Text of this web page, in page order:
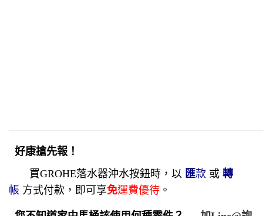
好康搶先報！
買GROHE落水器沖水按鈕時，以 匯款 或 轉
帳 方式付款， 即可享免運費優待 。